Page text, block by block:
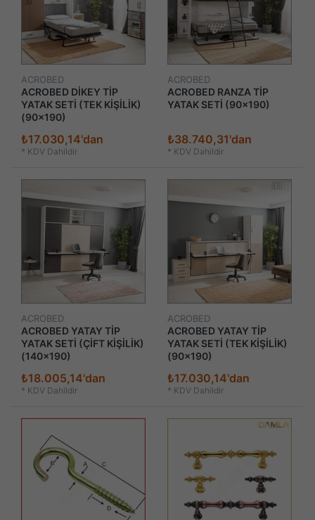
ACROBED
ACROBED DİKEY TİP
YATAK SETİ (TEK KİŞİLİK)
(90x190)
₺17.030,14'dan
* KDV Dahildir
ACROBED
ACROBED RANZA TİP
YATAK SETİ (90x190)
₺38.740,31'dan
* KDV Dahildir
ACROBED
ACROBED YATAY TİP
YATAK SETİ (ÇİFT KİŞİLİK)
(140x190)
₺18.005,14'dan
* KDV Dahildir
ACROBED
ACROBED YATAY TİP
YATAK SETİ (TEK KİŞİLİK)
(90x190)
₺17.030,14'dan
* KDV Dahildir